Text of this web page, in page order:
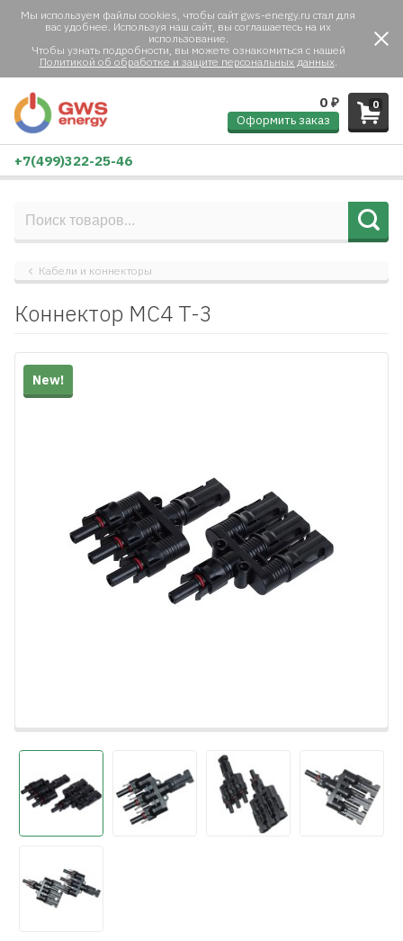
Мы используем файлы cookies, чтобы сайт gws-energy.ru стал для
вас удобнее. Используя наш сайт, вы соглашаетесь на их
использование.
Чтобы узнать подробности, вы можете ознакомиться с нашей
Политикой об обработке и защите персональных данных.
0
0 ₽
Оформить заказ
+7(499)322-25-46
Кабели и коннекторы
Коннектор MC4 T-3
New!